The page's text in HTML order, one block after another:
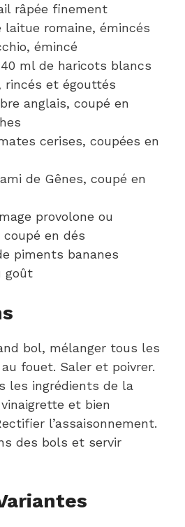
râpée finement
laitue romaine, émincés
émincé
ml de haricots blancs
rincés et égouttés
anglais, coupé en
cerises, coupées en
de Gênes, coupé en
provolone ou
en dés
piments bananes
goût
bol, mélanger tous les
fouet. Saler et poivrer.
les ingrédients de la
et bien
l’assaisonnement.
des bols et servir